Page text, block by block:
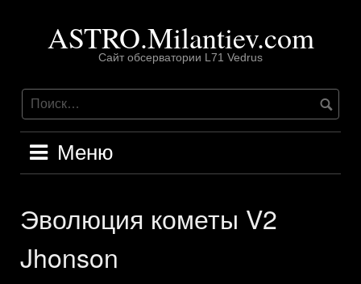
содержимомуASTRO.Milantiev.com
Сайт обсерватории L71 Vedrus
Меню
Эволюция кометы V2
Jhonson